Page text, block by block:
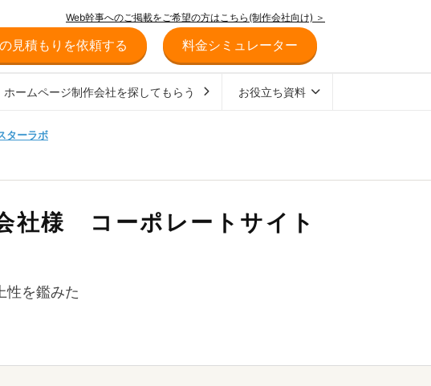
Web幹事へのご掲載をご希望の方はこちら(制作会社向け) ＞
見積もりを依頼する 料金シミュレーター
ホームページ制作会社を探してもらう お役立ち資料
ターラボ
社様 コーポレートサイト
性を鑑みた